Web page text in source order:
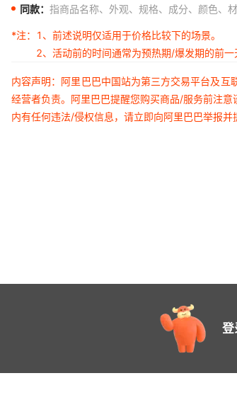
同款： 指商品名称、外观、规格、成分、颜色、
*注：
1、前述说明仅适用于价格比较下的场景。
2、活动前的时间通常为预热期/爆发期的前
内容声明：阿里巴巴中国站为第三方交易平台及
经营者负责。阿里巴巴提醒您购买商品/服务前注
内有任何违法/侵权信息，请立即向阿里巴巴举报并
登